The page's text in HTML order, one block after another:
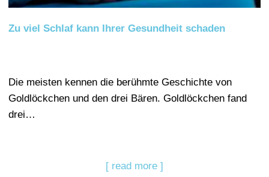
Zu viel Schlaf kann Ihrer Gesundheit schaden
Die meisten kennen die berühmte Geschichte von
Goldlöckchen und den drei Bären. Goldlöckchen fand
drei…
[ read more ]